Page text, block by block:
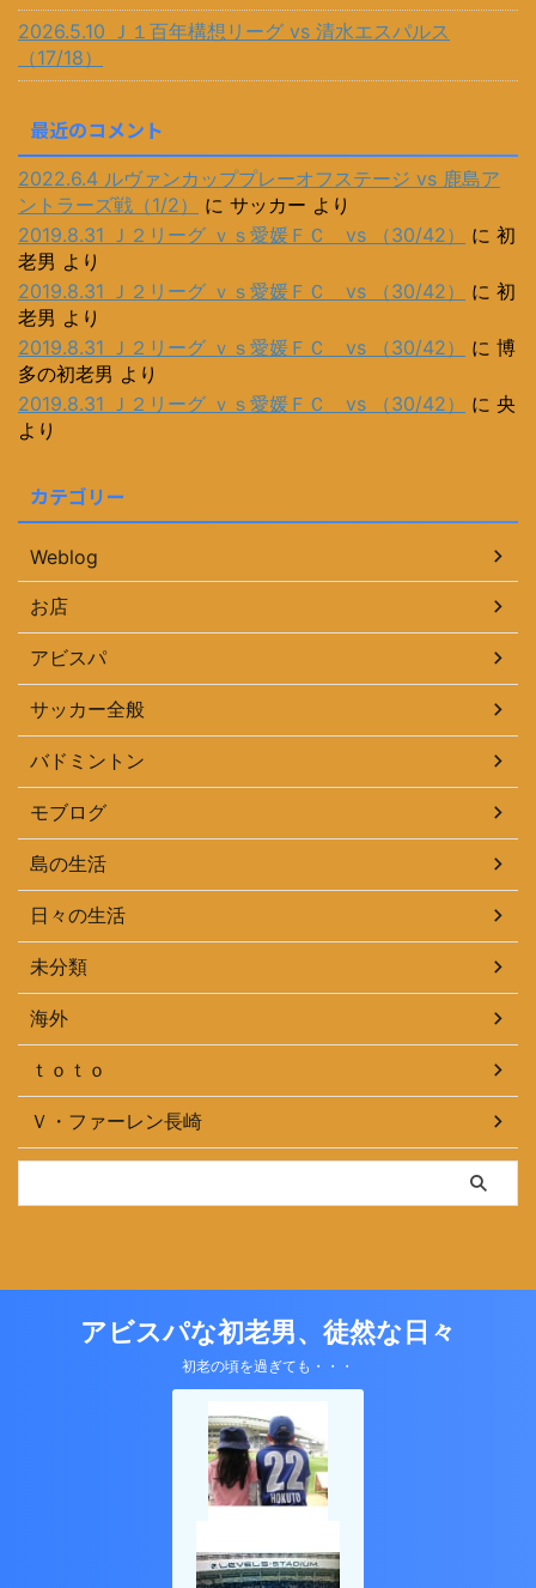
2026.5.10 Ｊ１百年構想リーグ vs 清水エスパルス
（17/18）
最近のコメント
2022.6.4 ルヴァンカッププレーオフステージ vs 鹿島ア
ントラーズ戦（1/2）
に サッカー より
2019.8.31 Ｊ２リーグ ｖｓ愛媛ＦＣ vs （30/42）
に 初
老男 より
2019.8.31 Ｊ２リーグ ｖｓ愛媛ＦＣ vs （30/42）
に 初
老男 より
2019.8.31 Ｊ２リーグ ｖｓ愛媛ＦＣ vs （30/42）
に 博
多の初老男 より
2019.8.31 Ｊ２リーグ ｖｓ愛媛ＦＣ vs （30/42）
に 央
より
カテゴリー
Weblog
お店
アビスパ
サッカー全般
バドミントン
モブログ
島の生活
日々の生活
未分類
海外
ｔｏｔｏ
Ｖ・ファーレン長崎
アビスパな初老男、徒然な日々
初老の頃を過ぎても・・・